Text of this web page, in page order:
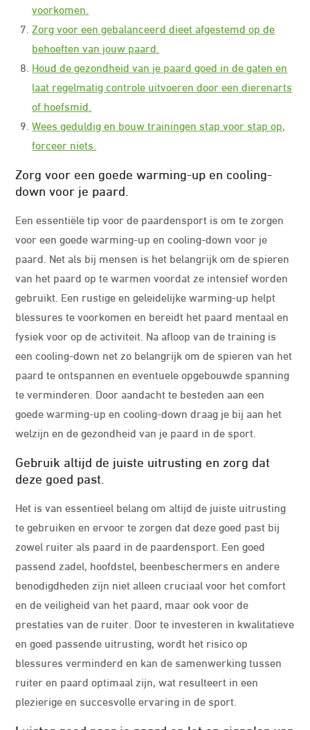
voorkomen.
Zorg voor een gebalanceerd dieet afgestemd op de
behoeften van jouw paard.
Houd de gezondheid van je paard goed in de gaten en
laat regelmatig controle uitvoeren door een dierenarts
of hoefsmid.
Wees geduldig en bouw trainingen stap voor stap op,
forceer niets.
Zorg voor een goede warming-up en cooling-
down voor je paard.
Een essentiële tip voor de paardensport is om te zorgen
voor een goede warming-up en cooling-down voor je
paard. Net als bij mensen is het belangrijk om de spieren
van het paard op te warmen voordat ze intensief worden
gebruikt. Een rustige en geleidelijke warming-up helpt
blessures te voorkomen en bereidt het paard mentaal en
fysiek voor op de activiteit. Na afloop van de training is
een cooling-down net zo belangrijk om de spieren van het
paard te ontspannen en eventuele opgebouwde spanning
te verminderen. Door aandacht te besteden aan een
goede warming-up en cooling-down draag je bij aan het
welzijn en de gezondheid van je paard in de sport.
Gebruik altijd de juiste uitrusting en zorg dat
deze goed past.
Het is van essentieel belang om altijd de juiste uitrusting
te gebruiken en ervoor te zorgen dat deze goed past bij
zowel ruiter als paard in de paardensport. Een goed
passend zadel, hoofdstel, beenbeschermers en andere
benodigdheden zijn niet alleen cruciaal voor het comfort
en de veiligheid van het paard, maar ook voor de
prestaties van de ruiter. Door te investeren in kwalitatieve
en goed passende uitrusting, wordt het risico op
blessures verminderd en kan de samenwerking tussen
ruiter en paard optimaal zijn, wat resulteert in een
plezierige en succesvolle ervaring in de sport.